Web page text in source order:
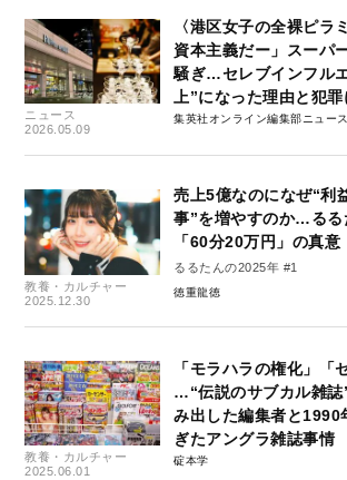
ニュース
2026.05.09
〈港区女子の全裸ピラ
資本主義だー」スーパ
騒ぎ…セレブインフル
上”になった理由と犯
集英社オンライン編集部ニュー
教養・カルチャー
2025.12.30
売上5億なのになぜ“利
事”を増やすのか…るる
「60分20万円」の真意
るるたんの2025年 #1
徳重龍徳
教養・カルチャー
2025.06.01
「モラハラの権化」「
…“伝説のサブカル雑
み出した編集者と1990
ぎたアングラ雑誌事情
碇本学